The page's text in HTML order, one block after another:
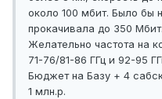
около 100 мбит. Было бы
прокачивала до 350 Мбит.
Желательно частота на
71-76/81-86 ГГц и 92-95
Бюджет на Базу + 4
1 млн.р.